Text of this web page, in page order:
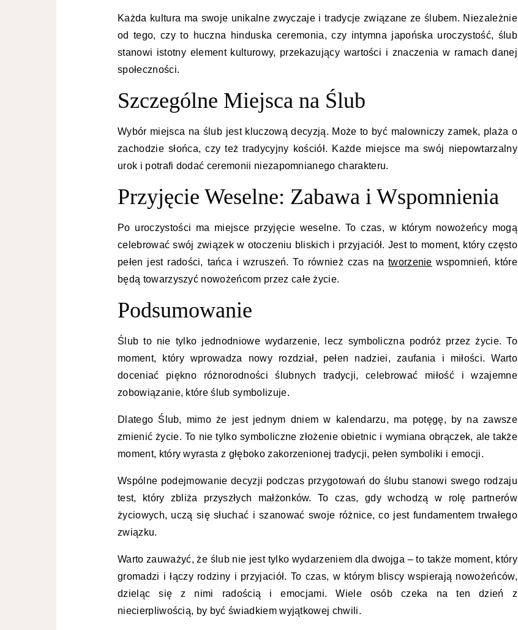
Każda kultura ma swoje unikalne zwyczaje i tradycje związane ze ślubem. Niezależnie
od tego, czy to huczna hinduska ceremonia, czy intymna japońska uroczystość, ślub
stanowi istotny element kulturowy, przekazujący wartości i znaczenia w ramach danej
społeczności.
Szczególne Miejsca na Ślub
Wybór miejsca na ślub jest kluczową decyzją. Może to być malowniczy zamek, plaża o
zachodzie słońca, czy też tradycyjny kościół. Każde miejsce ma swój niepowtarzalny
urok i potrafi dodać ceremonii niezapomnianego charakteru.
Przyjęcie Weselne: Zabawa i Wspomnienia
Po uroczystości ma miejsce przyjęcie weselne. To czas, w którym nowożeńcy mogą
celebrować swój związek w otoczeniu bliskich i przyjaciół. Jest to moment, który często
pełen jest radości, tańca i wzruszeń. To również czas na tworzenie wspomnień, które
będą towarzyszyć nowożeńcom przez całe życie.
Podsumowanie
Ślub to nie tylko jednodniowe wydarzenie, lecz symboliczna podróż przez życie. To
moment, który wprowadza nowy rozdział, pełen nadziei, zaufania i miłości. Warto
doceniać piękno różnorodności ślubnych tradycji, celebrować miłość i wzajemne
zobowiązanie, które ślub symbolizuje.
Dlatego Ślub, mimo że jest jednym dniem w kalendarzu, ma potęgę, by na zawsze
zmienić życie. To nie tylko symboliczne złożenie obietnic i wymiana obrączek, ale także
moment, który wyrasta z głęboko zakorzenionej tradycji, pełen symboliki i emocji.
Wspólne podejmowanie decyzji podczas przygotowań do ślubu stanowi swego rodzaju
test, który zbliża przyszłych małżonków. To czas, gdy wchodzą w rolę partnerów
życiowych, uczą się słuchać i szanować swoje różnice, co jest fundamentem trwałego
związku.
Warto zauważyć, że ślub nie jest tylko wydarzeniem dla dwojga – to także moment, który
gromadzi i łączy rodziny i przyjaciół. To czas, w którym bliscy wspierają nowożeńców,
dzieląc się z nimi radością i emocjami. Wiele osób czeka na ten dzień z
niecierpliwością, by być świadkiem wyjątkowej chwili.